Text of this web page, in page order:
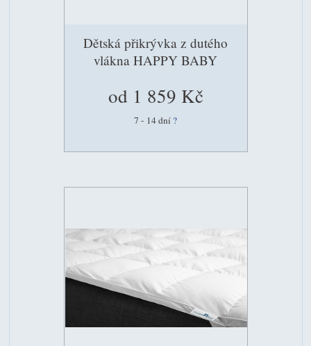
Dětská přikrývka z dutého
vlákna HAPPY BABY
od 1 859 Kč
7 - 14 dní ?